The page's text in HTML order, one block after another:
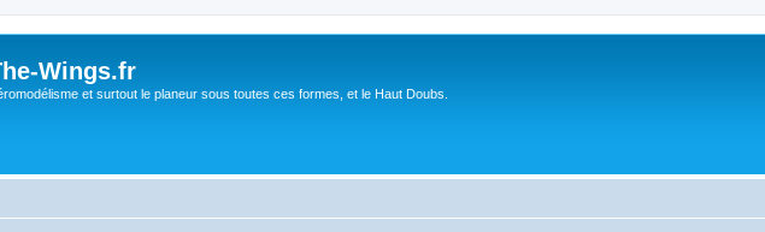
Wings.fr
et surtout le planeur sous toutes ces formes, et le Haut Doubs.